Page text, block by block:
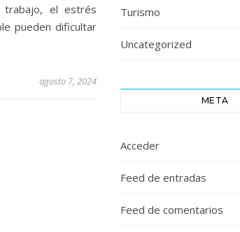
trabajo, el estrés
pueden dificultar
agosto 7, 2024
Turismo
Uncategorized
META
Acceder
Feed de entradas
Feed de comentarios